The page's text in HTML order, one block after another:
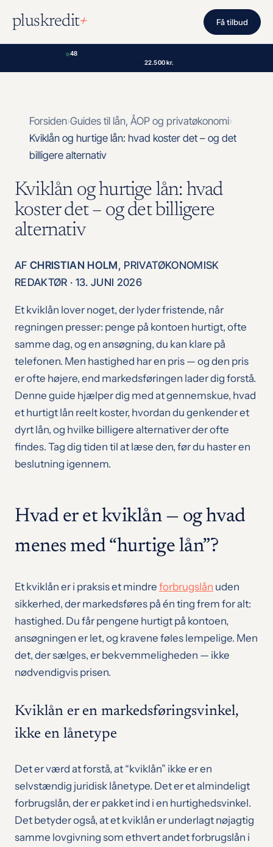
pluskredit+ Få tilbud
48
22.500 kr.
Forsiden Guides til lån, ÅOP og privatøkonomi
Kviklån og hurtige lån: hvad koster det – og det
billigere alternativ
Kviklån og hurtige lån: hvad
koster det – og det billigere
alternativ
AFCHRISTIAN HOLM, PRIVATØKONOMISK
REDAKTØR · 13. JUNI 2026
Et kviklån lover noget, der lyder fristende, når
regningen presser: penge på kontoen hurtigt, ofte
samme dag, og en ansøgning, du kan klare på
telefonen. Men hastighed har en pris — og den pris
er ofte højere, end markedsføringen lader dig forstå.
Denne guide hjælper dig med at gennemskue, hvad
et hurtigt lån reelt koster, hvordan du genkender et
dyrt lån, og hvilke billigere alternativer der ofte
findes. Tag dig tiden til at læse den, før du haster en
beslutning igennem.
Hvad er et kviklån — og hvad
menes med “hurtige lån”?
Et kviklån er i praksis et mindre forbrugslån uden
sikkerhed, der markedsføres på én ting frem for alt:
hastighed. Du får pengene hurtigt på kontoen,
ansøgningen er let, og kravene føles lempelige. Men
det, der sælges, er bekvemmeligheden — ikke
nødvendigvis prisen.
Kviklån er en markedsføringsvinkel,
ikke en lånetype
Det er værd at forstå, at “kviklån” ikke er en
selvstændig juridisk lånetype. Det er et almindeligt
forbrugslån, der er pakket ind i en hurtighedsvinkel.
Det betyder også, at et kviklån er underlagt nøjagtig
samme lovgivning som ethvert andet forbrugslån i